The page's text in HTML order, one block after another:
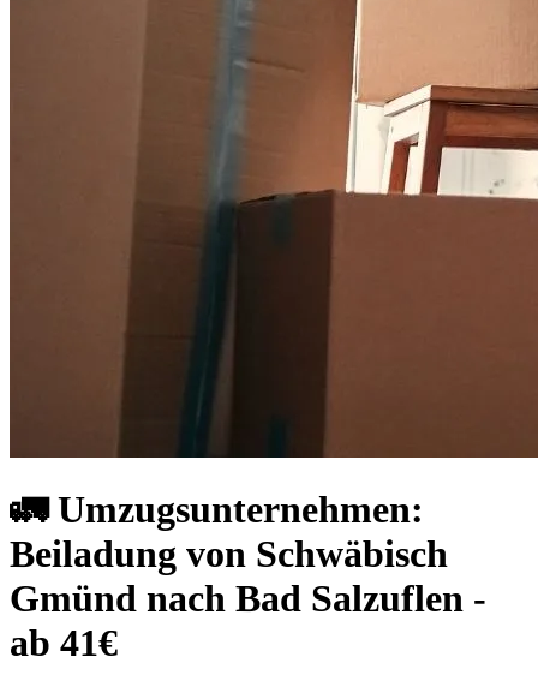
🚛 Umzugsunternehmen:
Beiladung von Schwäbisch
Gmünd nach Bad Salzuflen -
ab 41€